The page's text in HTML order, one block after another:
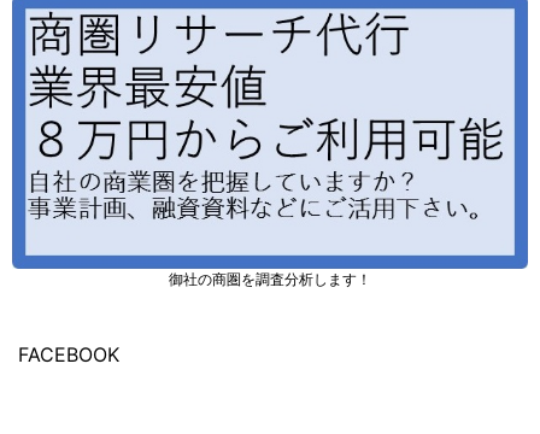
御社の商圏を調査分析します！
FACEBOOK